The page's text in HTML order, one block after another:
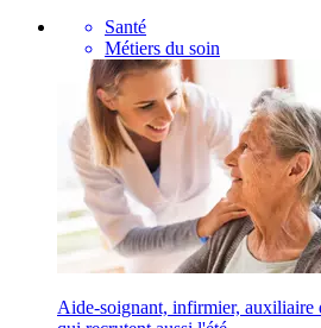
Santé
Métiers du soin
Aide-soignant, infirmier, auxiliaire